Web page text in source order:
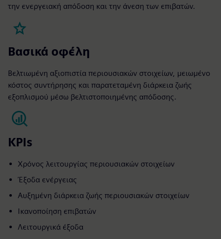
την ενεργειακή απόδοση και την άνεση των επιβατών.
Βασικά οφέλη
Βελτιωμένη αξιοπιστία περιουσιακών στοιχείων, μειωμένο
κόστος συντήρησης και παρατεταμένη διάρκεια ζωής
εξοπλισμού μέσω βελτιστοποιημένης απόδοσης.
KPIs
Χρόνος λειτουργίας περιουσιακών στοιχείων
Έξοδα ενέργειας
Αυξημένη διάρκεια ζωής περιουσιακών στοιχείων
Ικανοποίηση επιβατών
Λειτουργικά έξοδα